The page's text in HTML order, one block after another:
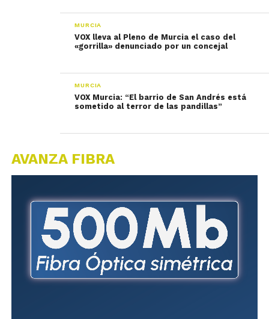
MURCIA
VOX lleva al Pleno de Murcia el caso del
«gorrilla» denunciado por un concejal
MURCIA
VOX Murcia: “El barrio de San Andrés está
sometido al terror de las pandillas”
AVANZA FIBRA